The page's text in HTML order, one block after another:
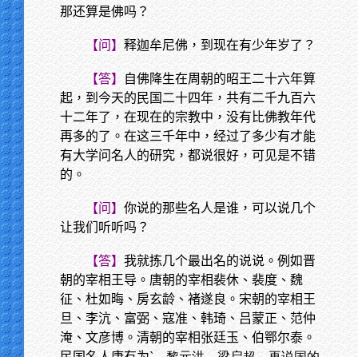
那还算是佛吗？
【问】 释迦牟尼佛，到现在有少年岁了？
【答】
自佛降生在周朝的昭王二十六年算
起，到今天的民国二十四年，共有二千九百六
十二年了，在现在的宗教中，没有比佛教年代
再多的了。在这三千年中，经过了多少有才能
有大学问名人的研究，都说很好，可见是不错
的。
【问】 你说的那些名人是谁，可以说几个
让我们听听吗？
【答】 我就拣几个最出名的说说。例如晋
朝的宰相王导。唐朝的宰相裴休、裴度、魏
征、杜如晦、房玄龄、褚遂良。宋朝的宰相王
旦、李沆、富弼、寇准、韩琦、吕蒙正、范仲
淹、文彦博。清朝的宰相张廷玉、伯鄂尔泰。